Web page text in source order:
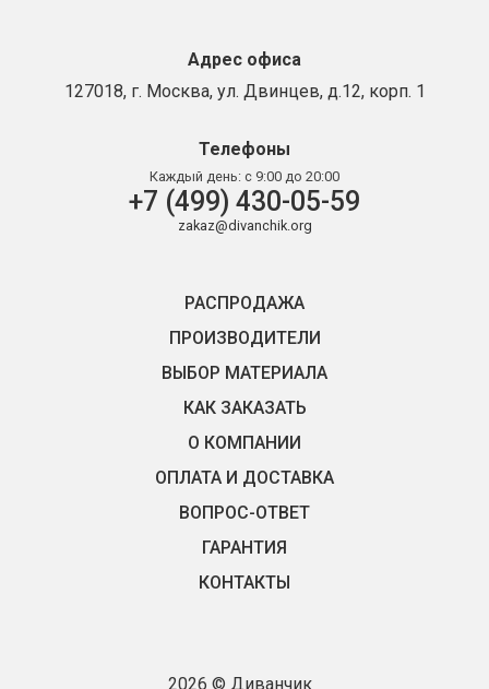
Адрес офиса
127018, г. Москва, ул. Двинцев, д.12, корп. 1
Телефоны
Каждый день: с 9:00 до 20:00
+7 (499) 430-05-59
zakaz@divanchik.org
РАСПРОДАЖА
ПРОИЗВОДИТЕЛИ
ВЫБОР МАТЕРИАЛА
КАК ЗАКАЗАТЬ
О КОМПАНИИ
ОПЛАТА И ДОСТАВКА
ВОПРОС-ОТВЕТ
ГАРАНТИЯ
КОНТАКТЫ
2026 © Диванчик